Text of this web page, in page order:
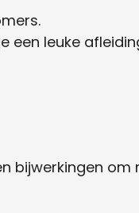
een leuke
bijwerkingen